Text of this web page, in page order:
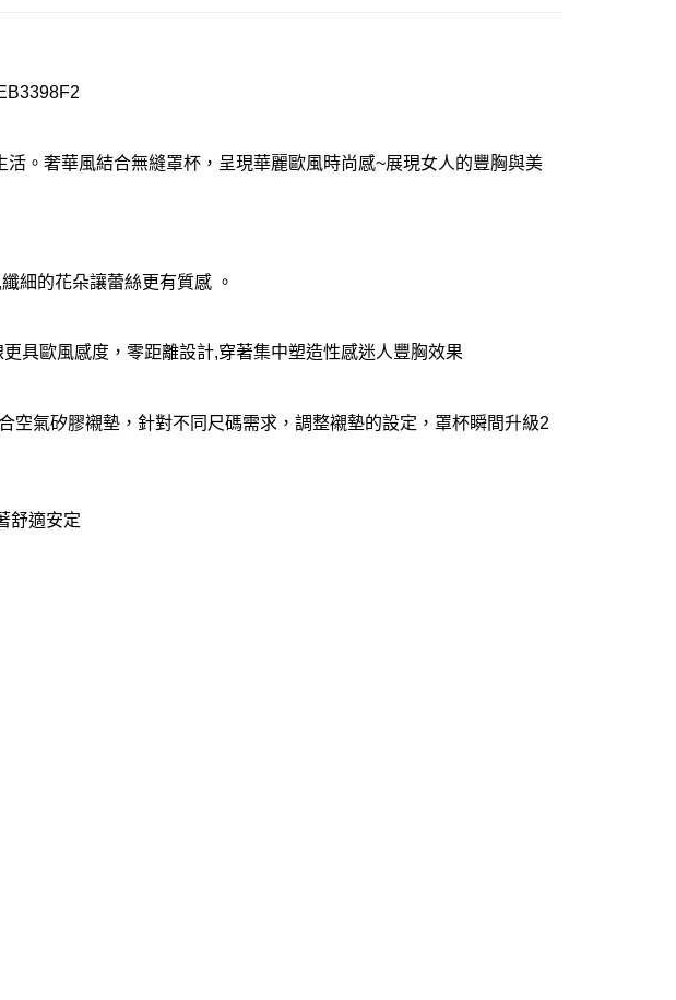
。奢華風結合無縫罩杯，呈現華麗歐風時尚感~展現女人的豐胸與美
細的花朵讓蕾絲更有質感 。
具歐風感度，零距離設計,穿著集中塑造性感迷人豐胸效果
空氣矽膠襯墊，針對不同尺碼需求，調整襯墊的設定，罩杯瞬間升級2
舒適安定